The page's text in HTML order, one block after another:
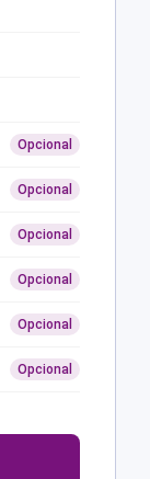
Opcional
Opcional
Opcional
Opcional
Opcional
Opcional